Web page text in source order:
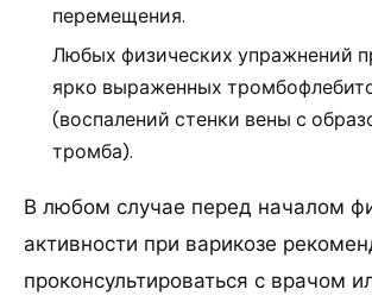
перемещения.
Любых физических упражнений
ярко выраженных
(воспалений стенки вены с
тромба).
В любом случае перед началом
активности при варикозе
проконсультироваться с врачом